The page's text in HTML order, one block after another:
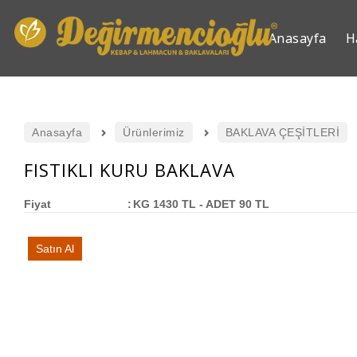
Anasayfa
Anasayfa Ürünlerimiz BAKLAVA ÇEŞİTLERİ
FISTIKLI KURU BAKLAVA
Fiyat : KG 1430 TL - ADET 90 TL
Satın Al